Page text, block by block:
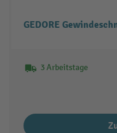
GEDORE
3 Arbeitstage